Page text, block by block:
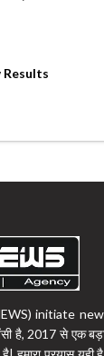
Results
initiate
है, 2017 से